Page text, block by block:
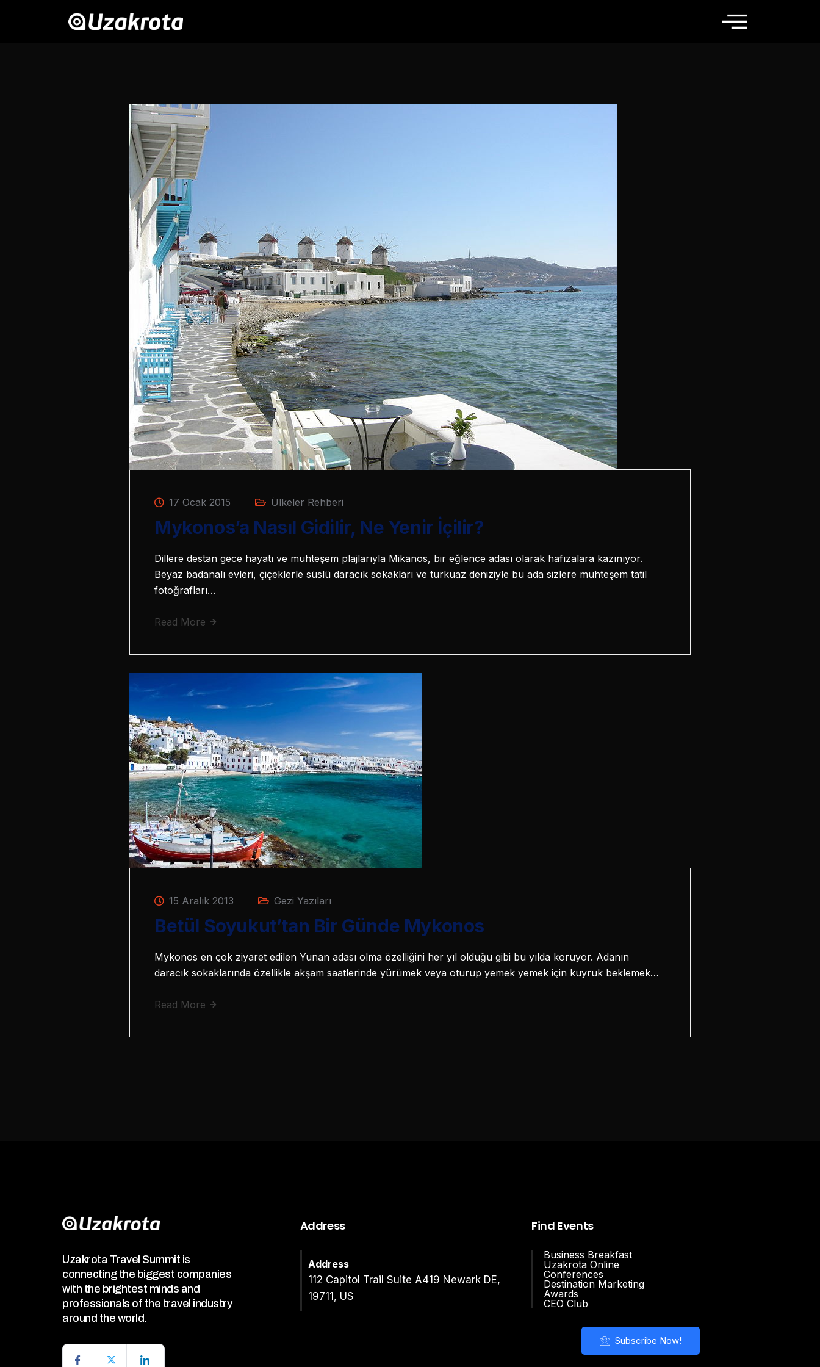
17 Ocak 2015 Ülkeler Rehberi
Mykonos’a Nasıl Gidilir, Ne Yenir İçilir?
Dillere destan gece hayatı ve muhteşem plajlarıyla Mikanos, bir eğlence adası olarak hafızalara kazınıyor.
Beyaz badanalı evleri, çiçeklerle süslü daracık sokakları ve turkuaz deniziyle bu ada sizlere muhteşem tatil
fotoğrafları…
Read More
15 Aralık 2013 Gezi Yazıları
Betül Soyukut’tan Bir Günde Mykonos
Mykonos en çok ziyaret edilen Yunan adası olma özelliğini her yıl olduğu gibi bu yılda koruyor. Adanın
daracık sokaklarında özellikle akşam saatlerinde yürümek veya oturup yemek yemek için kuyruk beklemek…
Read More
Uzakrota Travel Summit is
connecting the biggest companies
with the brightest minds and
professionals of the travel industry
around the world.
Address
Address
112 Capitol Trail Suite A419 Newark DE,
19711, US
Find Events
Business Breakfast
Uzakrota Online
Conferences
Destination Marketing
Awards
CEO Club
Subscribe Now!